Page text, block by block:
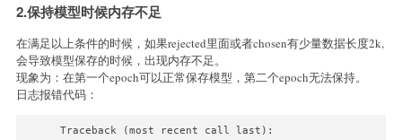
2.保持模型时候内存不足
在满足以上条件的时候，如果rejected里面或者chosen有少量数据长度2k,
会导致模型保存的时候，出现内存不足。
现象为：在第一个epoch可以正常保存模型，第二个epoch无法保持。
日志报错代码：
Traceback (most recent call last):